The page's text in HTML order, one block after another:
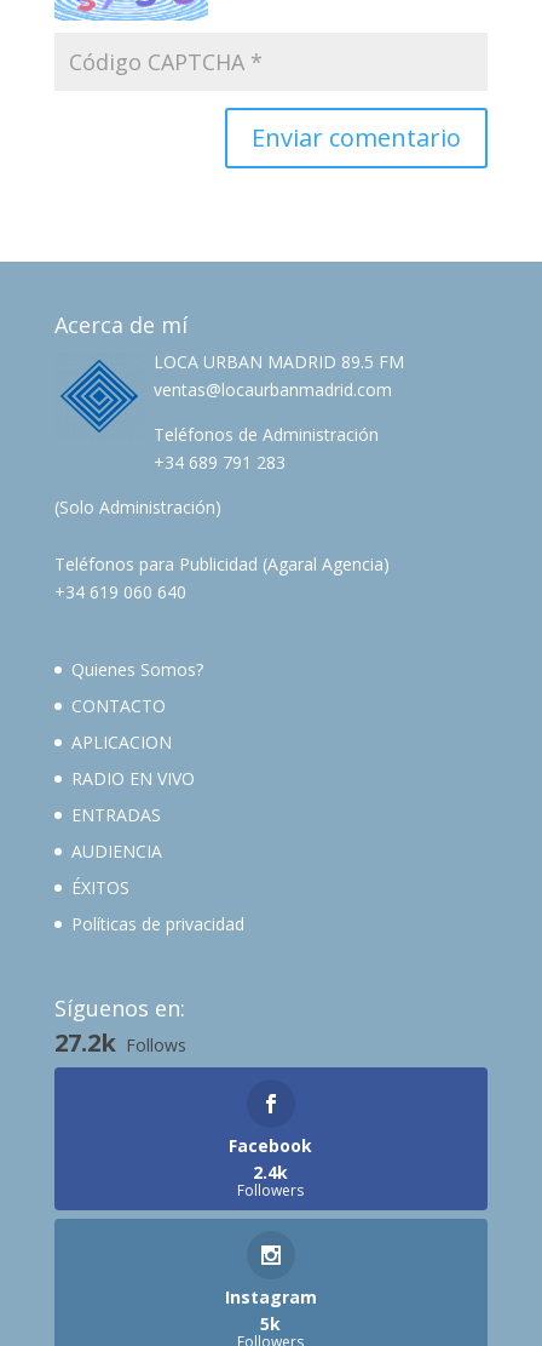
Acerca de mí
LOCA URBAN MADRID 89.5 FM
ventas@locaurbanmadrid.com
Teléfonos de Administración
+34 689 791 283
(Solo Administración)
Teléfonos para Publicidad (Agaral Agencia)
+34 619 060 640
Quienes Somos?
CONTACTO
APLICACION
RADIO EN VIVO
ENTRADAS
AUDIENCIA
ÉXITOS
Políticas de privacidad
Síguenos en:
27.2k Follows
Facebook
2.4k
Followers
Instagram
5k
Followers